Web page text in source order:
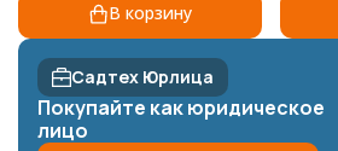
В корзину
Садтех Юрлица
Покупайте как юридическое
лицо